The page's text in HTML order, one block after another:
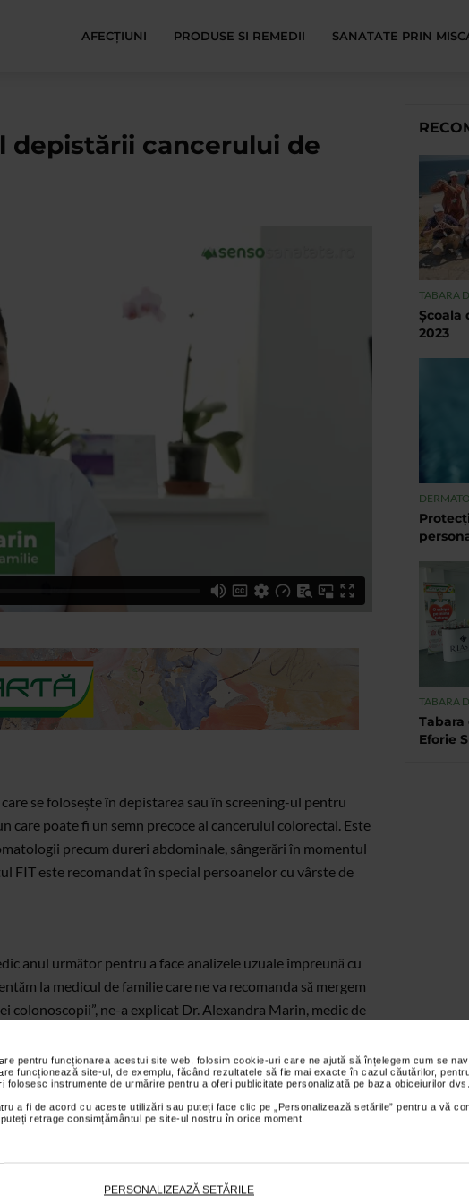
pentru funcționarea acestui site web, folosim cookie-uri care ne ajută să înțelegem cum se
funcționează site-ul, de exemplu, făcând rezultatele să fie mai exacte în cazul căutărilor,
instrumente de urmărire pentru a oferi publicitate personalizată pe baza obiceiurilor
a fi de acord cu aceste utilizări sau puteți face clic pe „Personalizează setările” pentru a vă
retrage consimțământul pe site-ul nostru în orice moment.
PERSONALIZEAZĂ SETĂRILE
AFECŢIUNI PRODUSE SI REMEDII SANATATE PRIN
depistării cancerului de
se folosește în depistarea sau în screening-ul pentru
care poate fi un semn precoce al cancerului colorectal. Este
precum dureri abdominale, sângerări în momentul
FIT este recomandat în special persoanelor cu vârste de
anul următor pentru a face analizele uzuale împreună cu
la medicul de familie care ne va recomanda să mergem
ne-a explicat Dr. Alexandra Marin, medic de
screening corect și neinvaziv în depistarea cancerului
TABARA
Școala
2023
TABARA
Tabara
Eforie